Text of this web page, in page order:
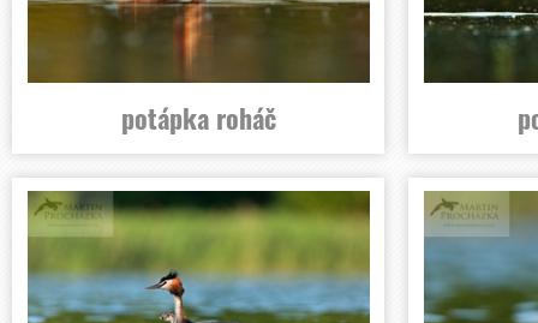
potápka roháč